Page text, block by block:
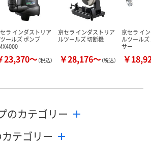
ラ インダストリア
ールズ ポンプ
23,370～（税込）
京セラ インダストリア
ルツールズ 切断機
￥28,176～（税込）
京セラ イ
ルツール
サー
￥
のカテゴリー
テゴリー